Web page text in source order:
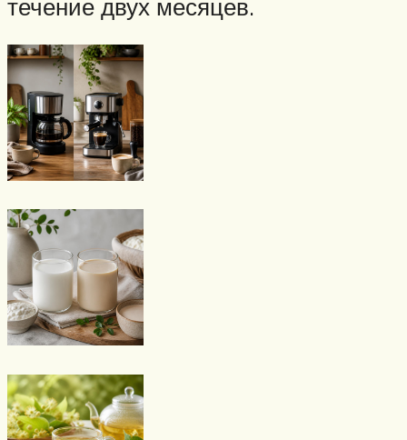
течение двух месяцев.